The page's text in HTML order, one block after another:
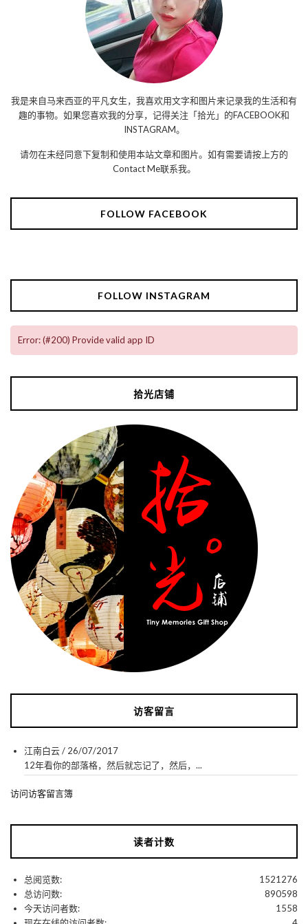
我是来自马来西亚的平凡女生，我喜欢用文字和图片来记录我的生活和有
趣的事物。如果您喜欢我的分享，记得关注「拾光」的FACEBOOK和
INSTAGRAM。
请勿在未经同意下复制和使用本站文章和图片。如有需要请按上方的
Contact Me联系我。
FOLLOW FACEBOOK
FOLLOW INSTAGRAM
Error: (#200) Provide valid app ID
拾光店铺
访客留言
江南白云/ 26/07/2017
12年看你的部落格，然后就忘记了，然后，...
访问访客留言簿
读者计数
1521276
总阅览数:
890598
总访问数:
1558
今天访问者数: